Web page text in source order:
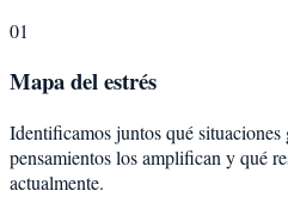
01
Mapa del estrés
Identificamos juntos qué situaciones
pensamientos los amplifican y qué
actualmente.